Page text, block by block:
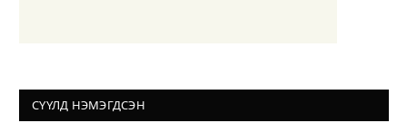
СҮҮЛД НЭМЭГДСЭН